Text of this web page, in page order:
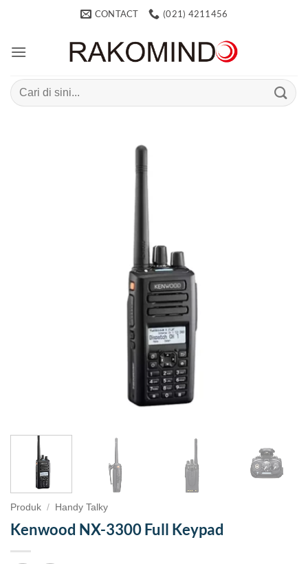
CONTACT (021) 4211456
Search
for:
Produk / Handy Talky
Kenwood NX-3300 Full Keypad